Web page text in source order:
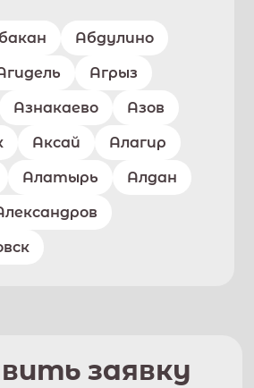
Абдулино
Агрыз
Азнакаево Азов
Аксай Алагир
Алатырь Алдан
заявку